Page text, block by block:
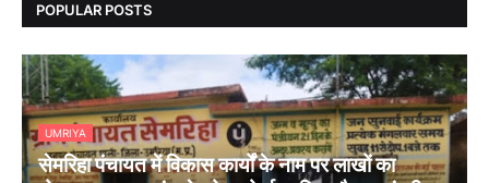
POPULAR POSTS
UMRIYA
सेमरिहा पंचायत में विकास कार्यों के नाम पर लाखों का